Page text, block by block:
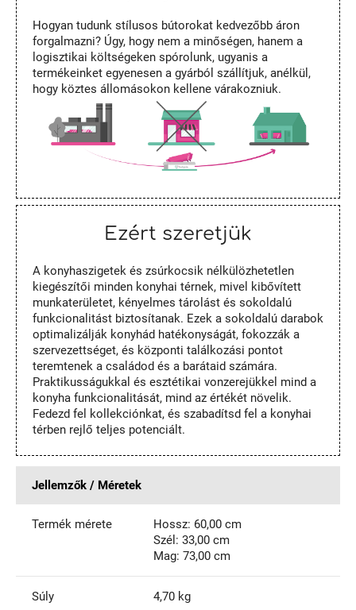
Hogyan tudunk stílusos bútorokat kedvezőbb áron
forgalmazni? Úgy, hogy nem a minőségen, hanem a
logisztikai költségeken spórolunk, ugyanis a
termékeinket egyenesen a gyárból szállítjuk, anélkül,
hogy köztes állomásokon kellene várakozniuk.
Ezért szeretjük
A konyhaszigetek és zsúrkocsik nélkülözhetetlen
kiegészítői minden konyhai térnek, mivel kibővített
munkaterületet, kényelmes tárolást és sokoldalú
funkcionalitást biztosítanak. Ezek a sokoldalú darabok
optimalizálják konyhád hatékonyságát, fokozzák a
szervezettséget, és központi találkozási pontot
teremtenek a családod és a barátaid számára.
Praktikusságukkal és esztétikai vonzerejükkel mind a
konyha funkcionalitását, mind az értékét növelik.
Fedezd fel kollekciónkat, és szabadítsd fel a konyhai
térben rejlő teljes potenciált.
Jellemzők / Méretek
Termék mérete
Hossz: 60,00 cm
Szél: 33,00 cm
Mag: 73,00 cm
Súly 4,70 kg